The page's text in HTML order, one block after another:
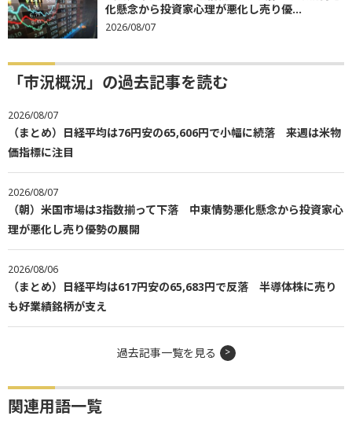
化懸念から投資家心理が悪化し売り優...
2026/08/07
「市況概況」の過去記事を読む
2026/08/07
（まとめ）日経平均は76円安の65,606円で小幅に続落 来週は米物
価指標に注目
2026/08/07
（朝）米国市場は3指数揃って下落 中東情勢悪化懸念から投資家心
理が悪化し売り優勢の展開
2026/08/06
（まとめ）日経平均は617円安の65,683円で反落 半導体株に売り
も好業績銘柄が支え
過去記事一覧を見る
関連用語一覧